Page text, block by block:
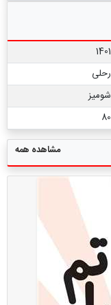
1401
رحلی
شومیز
80
مشاهده همه